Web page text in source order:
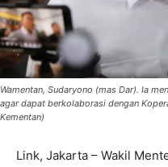
Wamentan, Sudaryono (mas Dar). Ia
agar dapat berkolaborasi dengan
Kementan)
Link, Jakarta – Wakil